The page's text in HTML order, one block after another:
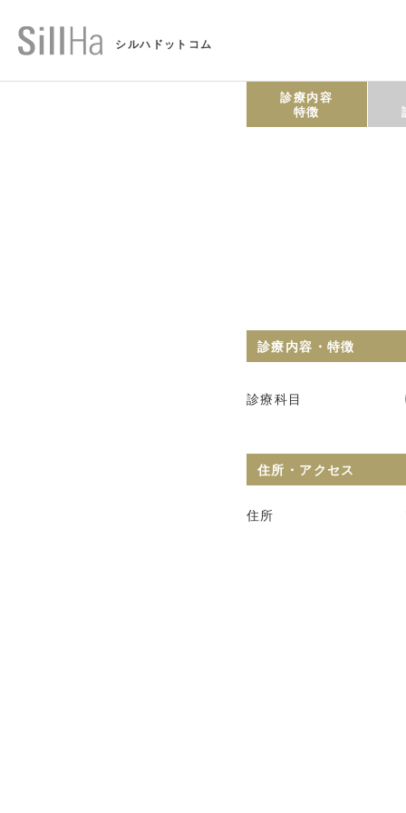
シルハドットコム
診療内容
特徴
診療内容・特徴
診療科目
住所・アクセス
住所